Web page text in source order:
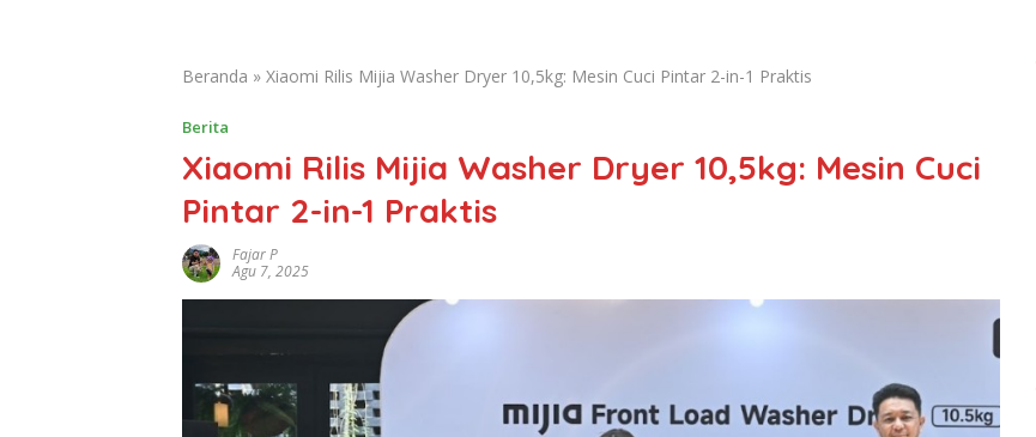
Beranda » Xiaomi Rilis Mijia Washer Dryer 10,5kg: Mesin Cuci Pintar 2-in-1 Praktis
Berita
Xiaomi Rilis Mijia Washer Dryer 10,5kg: Mesin Cuci
Pintar 2-in-1 Praktis
Fajar P
Agu 7, 2025